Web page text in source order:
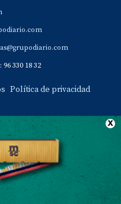
330 18 32
Política de privacidad